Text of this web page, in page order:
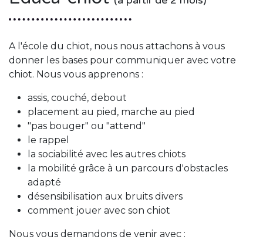
A l'école du chiot, nous nous attachons à vous
donner les bases pour communiquer avec votre
chiot. Nous vous apprenons :
assis, couché, debout
placement au pied, marche au pied
"pas bouger" ou "attend"
le rappel
la sociabilité avec les autres chiots
la mobilité grâce à un parcours d'obstacles
adapté
désensibilisation aux bruits divers
comment jouer avec son chiot
Nous vous demandons de venir avec :